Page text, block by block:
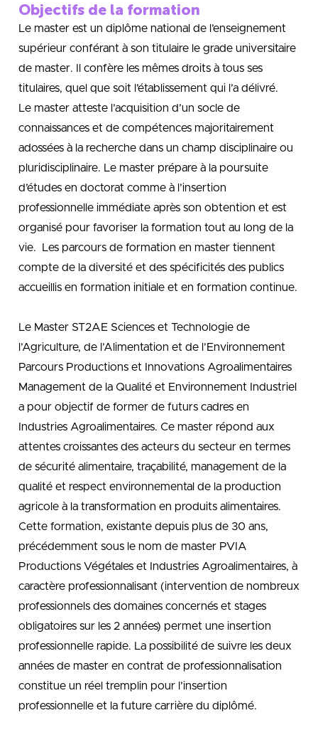
Objectifs de la formation
Le master est un diplôme national de l’enseignement
supérieur conférant à son titulaire le grade universitaire
de master. Il confère les mêmes droits à tous ses
titulaires, quel que soit l’établissement qui l’a délivré.
Le master atteste l’acquisition d’un socle de
connaissances et de compétences majoritairement
adossées à la recherche dans un champ disciplinaire ou
pluridisciplinaire. Le master prépare à la poursuite
d’études en doctorat comme à l’insertion
professionnelle immédiate après son obtention et est
organisé pour favoriser la formation tout au long de la
vie. Les parcours de formation en master tiennent
compte de la diversité et des spécificités des publics
accueillis en formation initiale et en formation continue.
Le Master ST2AE Sciences et Technologie de
l’Agriculture, de l’Alimentation et de l’Environnement
Parcours Productions et Innovations Agroalimentaires
Management de la Qualité et Environnement Industriel
a pour objectif de former de futurs cadres en
Industries Agroalimentaires. Ce master répond aux
attentes croissantes des acteurs du secteur en termes
de sécurité alimentaire, traçabilité, management de la
qualité et respect environnemental de la production
agricole à la transformation en produits alimentaires.
Cette formation, existante depuis plus de 30 ans,
précédemment sous le nom de master PVIA
Productions Végétales et Industries Agroalimentaires, à
caractère professionnalisant (intervention de nombreux
professionnels des domaines concernés et stages
obligatoires sur les 2 années) permet une insertion
professionnelle rapide. La possibilité de suivre les deux
années de master en contrat de professionnalisation
constitue un réel tremplin pour l’insertion
professionnelle et la future carrière du diplômé.